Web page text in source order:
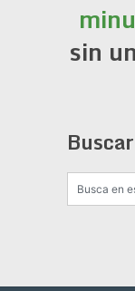
sin
Buscar